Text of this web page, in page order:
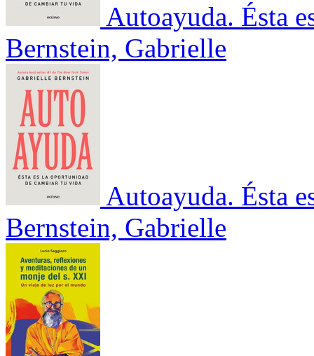
Autoayuda. Ésta
Bernstein, Gabrielle
Autoayuda. Ésta
Bernstein, Gabrielle